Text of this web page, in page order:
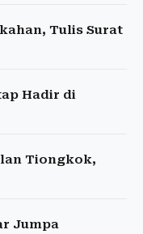
Tulis Surat
Hadir di
Tiongkok,
Jumpa